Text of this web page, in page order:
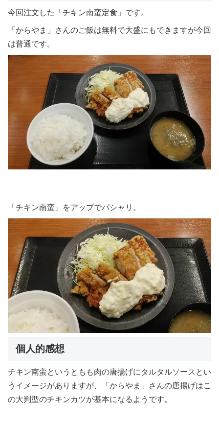
今回注文した「チキン南蛮定食」です。
「からやま」さんのご飯は無料で大盛にもできますが今回
は普通です。
「チキン南蛮」をアップでパシャリ。
個人的感想
チキン南蛮というともも肉の唐揚げにタルタルソースとい
うイメージがありますが、「からやま」さんの唐揚げはこ
の大判型のチキンカツが基本になるようです。